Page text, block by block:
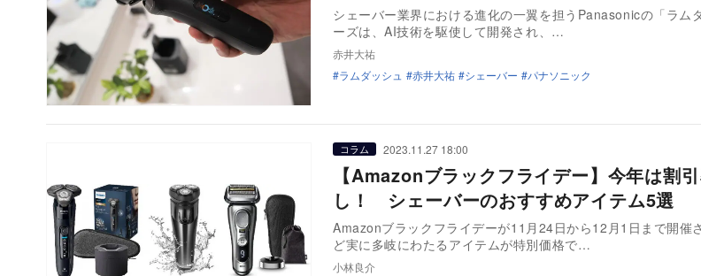
シェーバー業界における進化の一翼を担うPanasonicの「ラム
ーズは、AI技術を駆使して開発され、…
赤井大祐
ラムダッシュ
赤井大祐 シェーバー パナソニック
コラム 2023.11.27 18:00
【Amazonブラックフライデー】今年は割
し！ シェーバーのおすすめアイテム5選
Amazonブラックフライデーが11月24日から12月1日まで開催
ど実に多岐にわたるアイテムが特別価格で…
小林良介